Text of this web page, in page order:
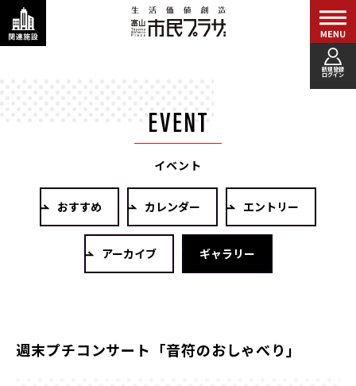
新規登録
ログイン
イベント
おすすめ カレンダー エントリー
アーカイブ ギャラリー
週末プチコンサート「音符のおしゃべり」